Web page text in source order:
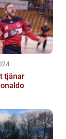
tjänar